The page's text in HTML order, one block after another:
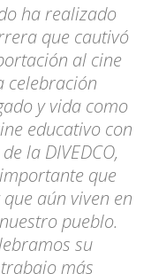
ha realizado
que cautivó
al cine
celebración
y vida como
educativo con
la DIVEDCO,
que
aún viven en
pueblo.
su
más